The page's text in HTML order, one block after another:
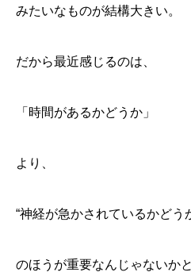
みたいなものが結構大きい。
だから最近感じるのは、
「時間があるかどうか」
より、
“神経が急かされているかどう
のほうが重要なんじゃないか